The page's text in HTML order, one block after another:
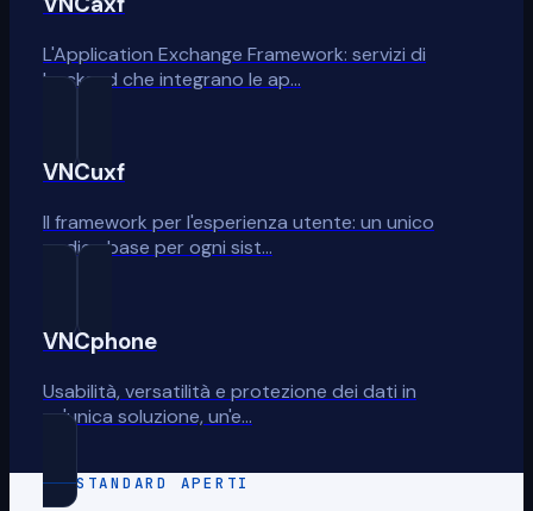
L'Application Exchange Framework: servizi di
backend che integrano le ap…
VNCuxf
Il framework per l'esperienza utente: un unico
codice base per ogni sist…
VNCphone
Usabilità, versatilità e protezione dei dati in
un'unica soluzione, un'e…
STANDARD APERTI